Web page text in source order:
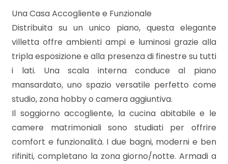
Una Casa Accogliente e Funzionale
Distribuita su un unico piano, questa elegante
villetta offre ambienti ampi e luminosi grazie alla
tripla esposizione e alla presenza di finestre su tutti
i lati. Una scala interna conduce al piano
mansardato, uno spazio versatile perfetto come
studio, zona hobby o camera aggiuntiva.
Il soggiorno accogliente, la cucina abitabile e le
camere matrimoniali sono studiati per offrire
comfort e funzionalità. I due bagni, moderni e ben
rifiniti, completano la zona giorno/notte. Armadi a
Bagni
minimi
Qualsiasi